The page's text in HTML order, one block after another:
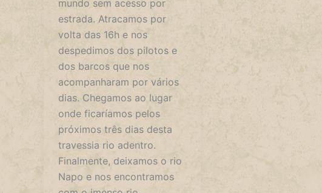
mundo sem acesso por
estrada. Atracamos por
volta das 16h e nos
despedimos dos pilotos e
dos barcos que nos
acompanharam por vários
dias. Chegamos ao lugar
onde ficaríamos pelos
próximos três dias desta
travessia rio adentro.
Finalmente, deixamos o rio
Napo e nos encontramos